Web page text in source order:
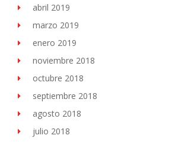
abril 2019
marzo 2019
enero 2019
noviembre 2018
octubre 2018
septiembre 2018
agosto 2018
julio 2018